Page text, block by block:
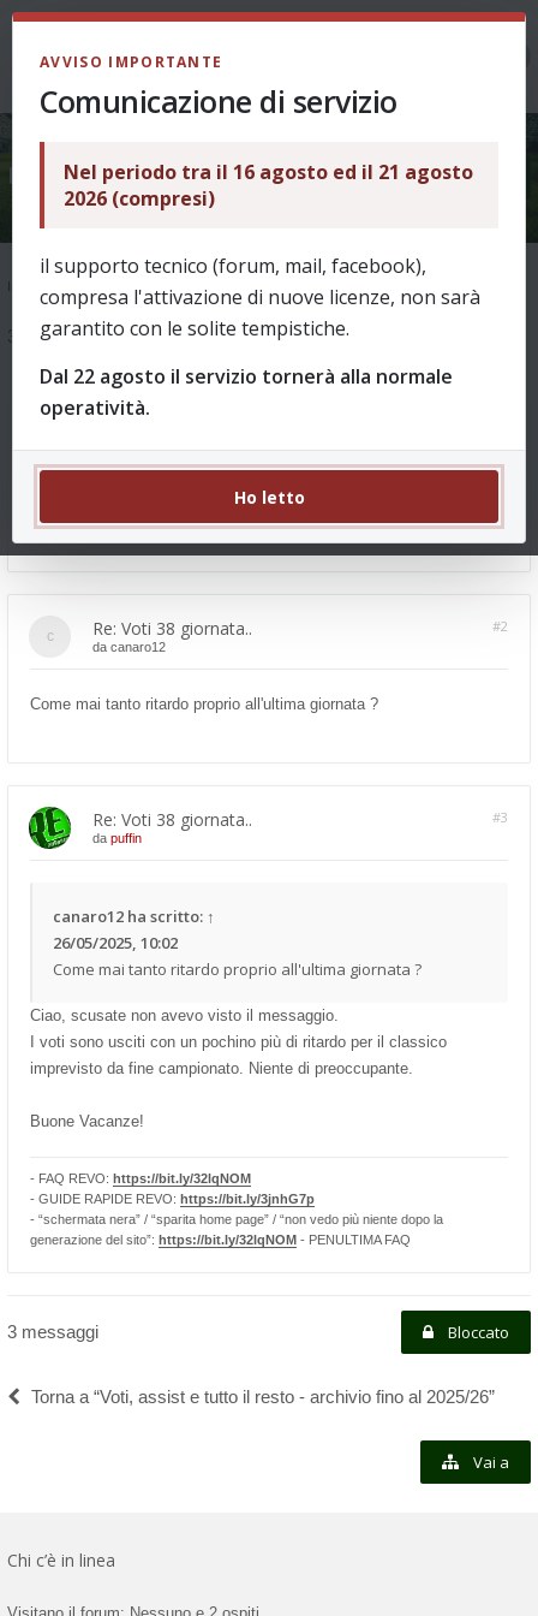
Voti 38 giornata..
Indice
3 messaggi
Re: Voti 38 giornata.. #2
da canaro12
Come mai tanto ritardo proprio all'ultima giornata ?
Re: Voti 38 giornata.. #3
da puffin
canaro12 ha scritto: ↑
26/05/2025, 10:02
Come mai tanto ritardo proprio all'ultima giornata ?
Ciao, scusate non avevo visto il messaggio.
I voti sono usciti con un pochino più di ritardo per il classico
imprevisto da fine campionato. Niente di preoccupante.
Buone Vacanze!
- FAQ REVO: https://bit.ly/32lqNOM
- GUIDE RAPIDE REVO: https://bit.ly/3jnhG7p
- “schermata nera” / “sparita home page” / “non vedo più niente dopo la
generazione del sito”: https://bit.ly/32lqNOM - PENULTIMA FAQ
3 messaggi Bloccato
Torna a “Voti, assist e tutto il resto - archivio fino al 2025/26”
Vai a
Chi c’è in linea
AVVISO IMPORTANTE
Comunicazione di servizio
Nel periodo tra il 16 agosto ed il 21 agosto
2026 (compresi)
il supporto tecnico (forum, mail, facebook),
compresa l'attivazione di nuove licenze, non sarà
garantito con le solite tempistiche.
Dal 22 agosto il servizio tornerà alla normale
operatività.
Ho letto